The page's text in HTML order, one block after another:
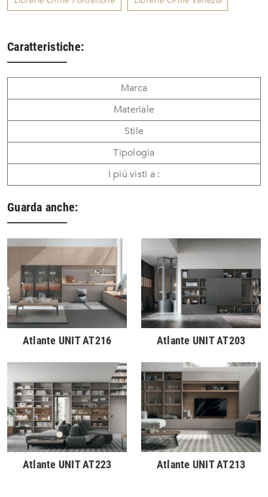
Caratteristiche:
Marca
Materiale
Stile
Tipologia
I più visti a :
Guarda anche:
Atlante UNIT AT216 Atlante UNIT AT203
Atlante UNIT AT223 Atlante UNIT AT213